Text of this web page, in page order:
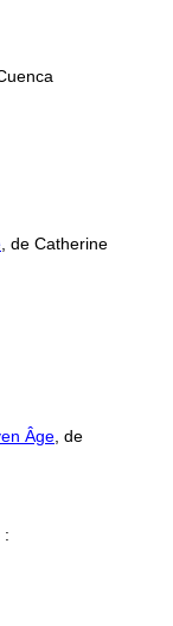
, de Catherine
Âge , de
: